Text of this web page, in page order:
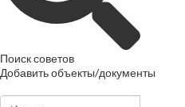
Поиск советов
Добавить объекты/документы